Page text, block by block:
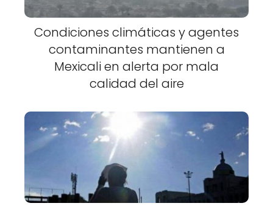
Condiciones climáticas y agentes
contaminantes mantienen a
Mexicali en alerta por mala
calidad del aire